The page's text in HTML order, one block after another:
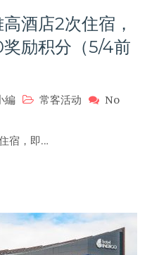
酒店2次住宿，
励积分（5/4前
編 常客活动
No
宿，即…